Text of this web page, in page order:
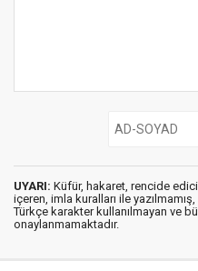
UYARI: Küfür, hakaret, rencide
içeren, imla kuralları ile yazılmamış,
Türkçe karakter kullanılmayan ve
onaylanmamaktadır.